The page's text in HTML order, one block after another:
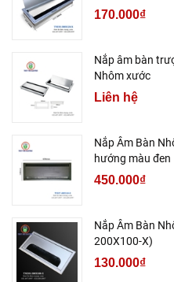
170.000₫
Nắp âm bàn
Nhôm xước
Liên hệ
Nắp Âm Bàn
hướng màu đen
450.000₫
Nắp Âm Bàn
200X100-X)
130.000₫